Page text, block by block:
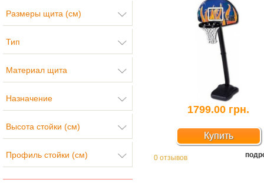
Размеры щита (см)
Тип
Материал щита
Назначение
Высота стойки (см)
Профиль стойки (см)
1799.00 грн.
Купить
0 отзывов